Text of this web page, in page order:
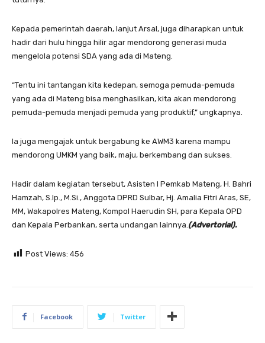
Kepada pemerintah daerah, lanjut Arsal, juga diharapkan untuk
hadir dari hulu hingga hilir agar mendorong generasi muda
mengelola potensi SDA yang ada di Mateng.
“Tentu ini tantangan kita kedepan, semoga pemuda-pemuda
yang ada di Mateng bisa menghasilkan, kita akan mendorong
pemuda-pemuda menjadi pemuda yang produktif,” ungkapnya.
Ia juga mengajak untuk bergabung ke AWM3 karena mampu
mendorong UMKM yang baik, maju, berkembang dan sukses.
Hadir dalam kegiatan tersebut, Asisten I Pemkab Mateng, H. Bahri
Hamzah, S.Ip., M.Si., Anggota DPRD Sulbar, Hj. Amalia Fitri Aras, SE,
MM, Wakapolres Mateng, Kompol Haerudin SH, para Kepala OPD
dan Kepala Perbankan, serta undangan lainnya. (Advertorial).
Post Views: 456
Facebook Twitter